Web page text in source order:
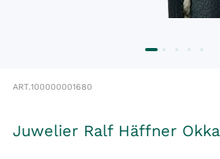
ART.100000001680
Juwelier Ralf Häffner